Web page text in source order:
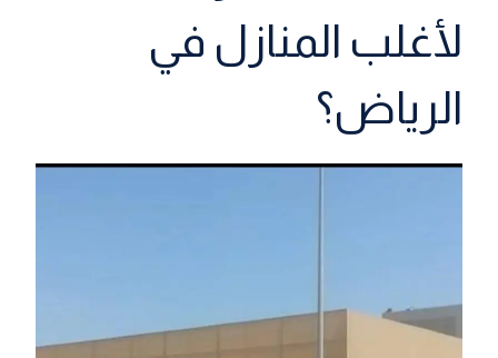
لأغلب المنازل في
الرياض؟